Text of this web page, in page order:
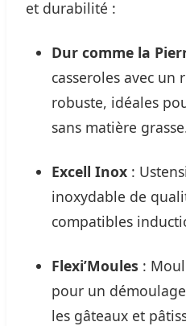
et durabilité :
Dur comme la
casseroles avec
robuste, idéales
sans matière
Excell Inox :
inoxydable de
compatibles
Flexi’Moules :
pour un
les gâteaux et